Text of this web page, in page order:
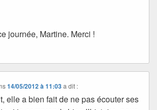
journée, Martine. Merci !
14/05/2012 à 11:03 a dit :
elle a bien fait de ne pas écouter ses